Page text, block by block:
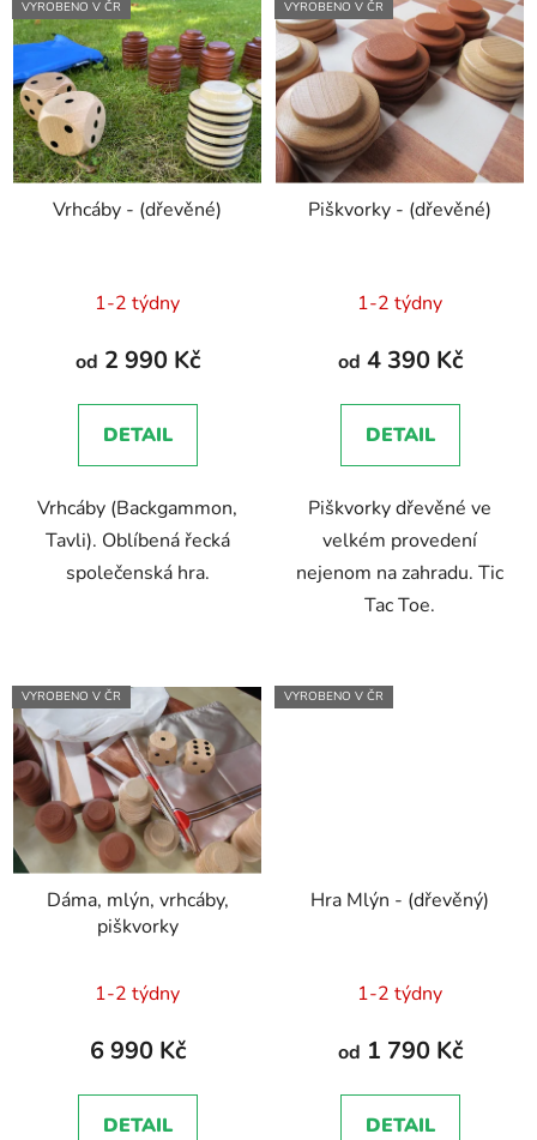
VYROBENO V ČR
Vrhcáby - (dřevěné)
1-2 týdny
od 2 990 Kč
DETAIL
Vrhcáby (Backgammon,
Tavli). Oblíbená řecká
společenská hra.
VYROBENO V ČR
Piškvorky - (dřevěné)
1-2 týdny
od 4 390 Kč
DETAIL
Piškvorky dřevěné ve
velkém provedení
nejenom na zahradu. Tic
Tac Toe.
VYROBENO V ČR
Dáma, mlýn, vrhcáby,
piškvorky
1-2 týdny
6 990 Kč
DETAIL
VYROBENO V ČR
Hra Mlýn - (dřevěný)
1-2 týdny
od 1 790 Kč
DETAIL